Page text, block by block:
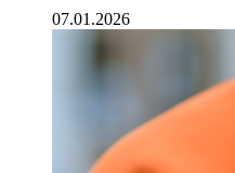
07.01.2026